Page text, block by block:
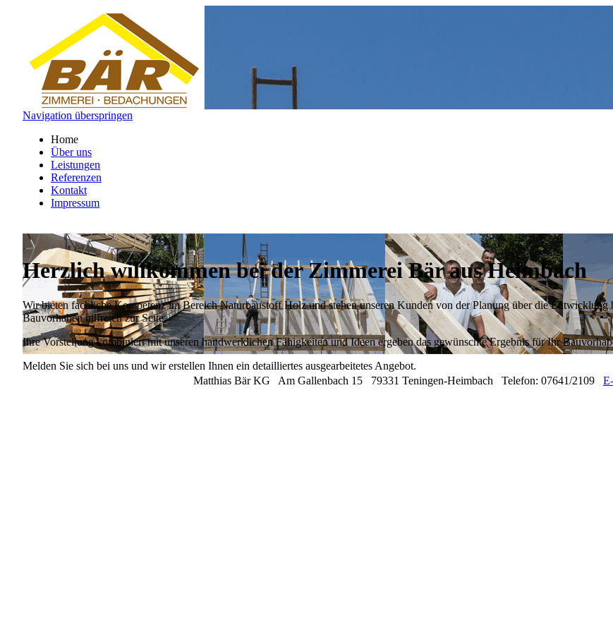
Navigation überspringen
Home
Über uns
Leistungen
Referenzen
Kontakt
Impressum
Herzlich willkommen bei der Zimmerei Bär aus Heimbach
Wir bieten fachliche Kompetenz im Bereich Naturbaustoff Holz und stehen unseren Kunden von der Planung über die Entwicklung
Bauvorhaben hilfreich zur Seite.
Ihre Vorstellung kombiniert mit unseren handwerklichen Fähigkeiten und Ideen ergeben das gewünschte Ergebnis für Ihr
Melden Sie sich bei uns und wir erstellen Ihnen ein detailliertes ausgearbeitetes Angebot.
Matthias Bär KG Am Gallenbach 15 79331 Teningen-Heimbach Telefon: 07641/2109